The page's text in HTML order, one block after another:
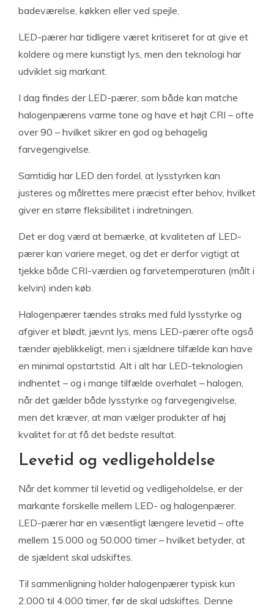
badeværelse, køkken eller ved spejle.
LED-pærer har tidligere været kritiseret for at give et
koldere og mere kunstigt lys, men den teknologi har
udviklet sig markant.
I dag findes der LED-pærer, som både kan matche
halogenpærens varme tone og have et højt CRI – ofte
over 90 – hvilket sikrer en god og behagelig
farvegengivelse.
Samtidig har LED den fordel, at lysstyrken kan
justeres og målrettes mere præcist efter behov, hvilket
giver en større fleksibilitet i indretningen.
Det er dog værd at bemærke, at kvaliteten af LED-
pærer kan variere meget, og det er derfor vigtigt at
tjekke både CRI-værdien og farvetemperaturen (målt i
kelvin) inden køb.
Halogenpærer tændes straks med fuld lysstyrke og
afgiver et blødt, jævnt lys, mens LED-pærer ofte også
tænder øjeblikkeligt, men i sjældnere tilfælde kan have
en minimal opstartstid. Alt i alt har LED-teknologien
indhentet – og i mange tilfælde overhalet – halogen,
når det gælder både lysstyrke og farvegengivelse,
men det kræver, at man vælger produkter af høj
kvalitet for at få det bedste resultat.
Levetid og vedligeholdelse
Når det kommer til levetid og vedligeholdelse, er der
markante forskelle mellem LED- og halogenpærer.
LED-pærer har en væsentligt længere levetid – ofte
mellem 15.000 og 50.000 timer – hvilket betyder, at
de sjældent skal udskiftes.
Til sammenligning holder halogenpærer typisk kun
2.000 til 4.000 timer, før de skal udskiftes. Denne